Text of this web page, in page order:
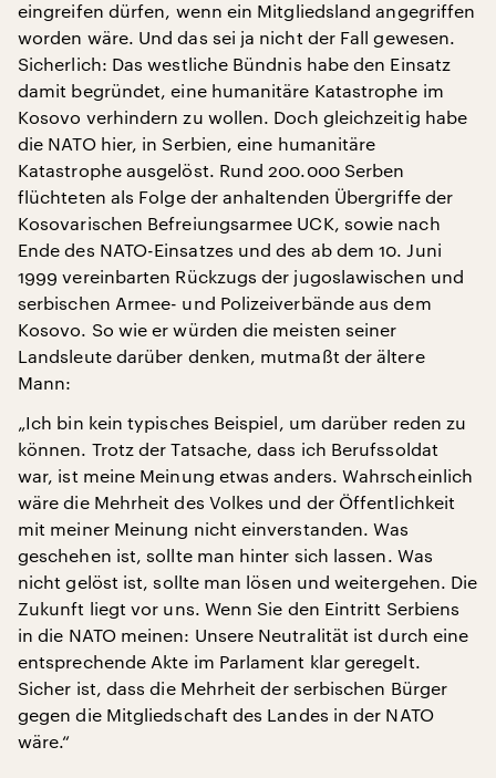
eingreifen dürfen, wenn ein Mitgliedsland angegriffen
worden wäre. Und das sei ja nicht der Fall gewesen.
Sicherlich: Das westliche Bündnis habe den Einsatz
damit begründet, eine humanitäre Katastrophe im
Kosovo verhindern zu wollen. Doch gleichzeitig habe
die NATO hier, in Serbien, eine humanitäre
Katastrophe ausgelöst. Rund 200.000 Serben
flüchteten als Folge der anhaltenden Übergriffe der
Kosovarischen Befreiungsarmee UCK, sowie nach
Ende des NATO-Einsatzes und des ab dem 10. Juni
1999 vereinbarten Rückzugs der jugoslawischen und
serbischen Armee- und Polizeiverbände aus dem
Kosovo. So wie er würden die meisten seiner
Landsleute darüber denken, mutmaßt der ältere
Mann:
„Ich bin kein typisches Beispiel, um darüber reden zu
können. Trotz der Tatsache, dass ich Berufssoldat
war, ist meine Meinung etwas anders. Wahrscheinlich
wäre die Mehrheit des Volkes und der Öffentlichkeit
mit meiner Meinung nicht einverstanden. Was
geschehen ist, sollte man hinter sich lassen. Was
nicht gelöst ist, sollte man lösen und weitergehen. Die
Zukunft liegt vor uns. Wenn Sie den Eintritt Serbiens
in die NATO meinen: Unsere Neutralität ist durch eine
entsprechende Akte im Parlament klar geregelt.
Sicher ist, dass die Mehrheit der serbischen Bürger
gegen die Mitgliedschaft des Landes in der NATO
wäre.“